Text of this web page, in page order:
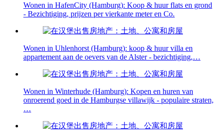
Wonen in HafenCity (Hamburg): Koop & huur flats en grond
- Bezichtiging, prijzen per vierkante meter en Co.
Wonen in Uhlenhorst (Hamburg): koop & huur villa en
appartement aan de oevers van de Alster - bezichtiging,…
Wonen in Winterhude (Hamburg): Kopen en huren van
onroerend goed in de Hamburgse villawijk - populaire straten,
…